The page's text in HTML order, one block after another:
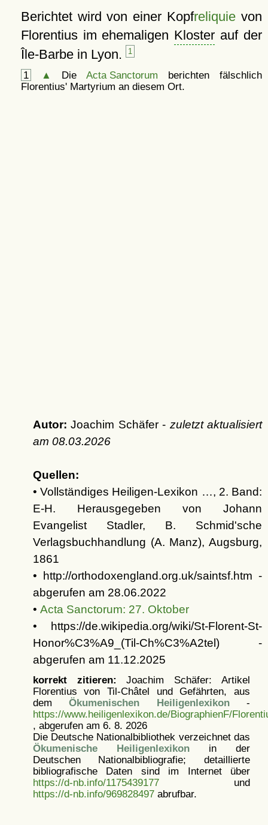
Berichtet wird von einer Kopfreliquie von
Florentius im ehemaligen Kloster auf der
Île-Barbe in Lyon.
1
1 ▲ DieActa Sanctorum berichten fälschlich
Florentius' Martyrium an diesem Ort.
Autor: Joachim Schäfer - zuletzt aktualisiert
am 08.03.2026
Quellen:
• Vollständiges Heiligen-Lexikon …, 2. Band:
E-H. Herausgegeben von Johann
Evangelist Stadler, B. Schmid'sche
Verlagsbuchhandlung (A. Manz), Augsburg,
1861
• http://orthodoxengland.org.uk/saintsf.htm -
abgerufen am 28.06.2022
• Acta Sanctorum: 27. Oktober
• https://de.wikipedia.org/wiki/St-Florent-St-
Honor%C3%A9_(Til-Ch%C3%A2tel) -
abgerufen am 11.12.2025
korrekt zitieren: Joachim Schäfer: Artikel
Florentius von Til-Châtel und Gefährten, aus
demÖkumenischen Heiligenlexikon-
https://www.heiligenlexikon.de/BiographienF/
, abgerufen am 6. 8. 2026
Die Deutsche Nationalbibliothek verzeichnet das
Ökumenische Heiligenlexikonin der
Deutschen Nationalbibliografie; detaillierte
bibliografische Daten sind im Internet über
https://d-nb.info/1175439177und
https://d-nb.info/969828497abrufbar.